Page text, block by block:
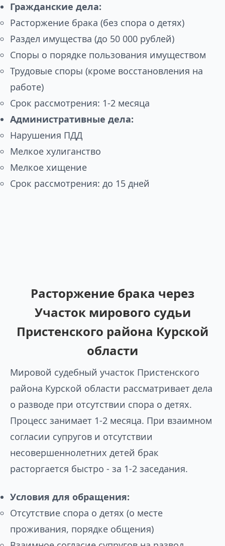
Гражданские дела:
Расторжение брака (без спора о детях)
Раздел имущества (до 50 000 рублей)
Споры о порядке пользования имуществом
Трудовые споры (кроме восстановления на
работе)
Срок рассмотрения: 1-2 месяца
Административные дела:
Нарушения ПДД
Мелкое хулиганство
Мелкое хищение
Срок рассмотрения: до 15 дней
Расторжение брака через
Участок мирового судьи
Пристенского района Курской
области
Мировой судебный участок Пристенского
района Курской области рассматривает дела
о разводе при отсутствии спора о детях.
Процесс занимает 1-2 месяца. При взаимном
согласии супругов и отсутствии
несовершеннолетних детей брак
расторгается быстро - за 1-2 заседания.
Условия для обращения:
Отсутствие спора о детях (о месте
проживания, порядке общения)